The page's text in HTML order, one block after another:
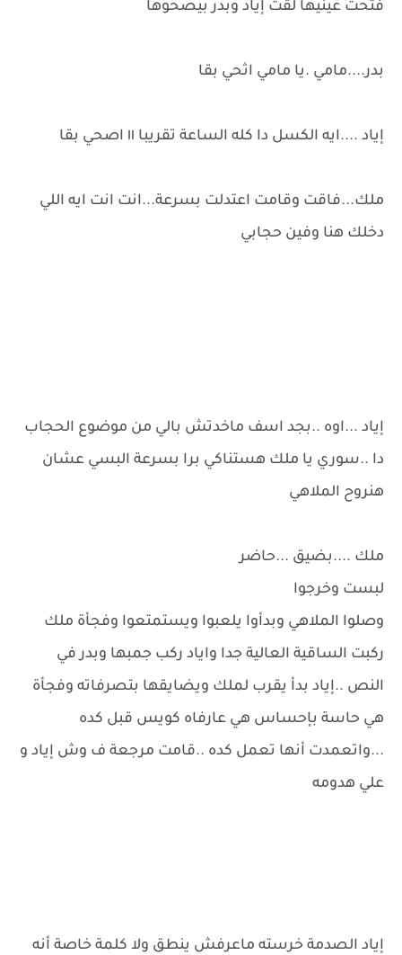
فتحت عينيها لقت إياد وبدر بيصحوها
بدر....مامي .يا مامي اثحي بقا
إياد ....ايه الكسل دا كله الساعة تقريبا ١١ اصحي بقا
ملك...فاقت وقامت اعتدلت بسرعة...انت انت ايه اللي
دخلك هنا وفين حجابي
إياد ...اوه ..بجد اسف ماخدتش بالي من موضوع الحجاب
دا ..سوري يا ملك هستناكي برا بسرعة البسي عشان
هنروح الملاهي
ملك ....بضيق ...حاضر
لبست وخرجوا
وصلوا الملاهي وبدأوا يلعبوا ويستمتعوا وفجأة ملك
ركبت الساقية العالية جدا واياد ركب جمبها وبدر في
النص ..إياد بدأ يقرب لملك ويضايقها بتصرفاته وفجأة
هي حاسة بإحساس هي عارفاه كويس قبل كده
...واتعمدت أنها تعمل كده ..قامت مرجعة ف وش إياد و
علي هدومه
إياد الصدمة خرسته ماعرفش ينطق ولا كلمة خاصة أنه